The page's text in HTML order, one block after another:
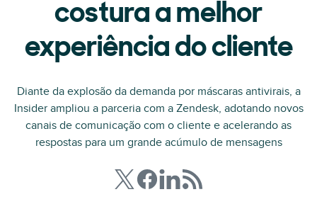
costura a melhor
experiência do cliente
Diante da explosão da demanda por máscaras antivirais, a
Insider ampliou a parceria com a Zendesk, adotando novos
canais de comunicação com o cliente e acelerando as
respostas para um grande acúmulo de mensagens